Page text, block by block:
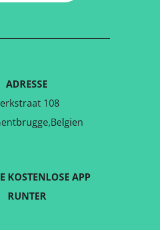
ADRESSE
108
KOSTENLOSE APP
RUNTER